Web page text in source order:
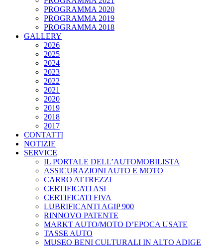
PROGRAMMA 2020
PROGRAMMA 2019
PROGRAMMA 2018
GALLERY
2026
2025
2024
2023
2022
2021
2020
2019
2018
2017
CONTATTI
NOTIZIE
SERVICE
IL PORTALE DELL’AUTOMOBILISTA
ASSICURAZIONI AUTO E MOTO
CARRO ATTREZZI
CERTIFICATI ASI
CERTIFICATI FIVA
LUBRIFICANTI AGIP 900
RINNOVO PATENTE
MARKT AUTO/MOTO D’EPOCA USATE
TASSE AUTO
MUSEO BENI CULTURALI IN ALTO ADIGE